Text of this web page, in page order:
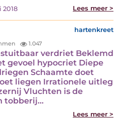
2018 Lees meer >
hartenkreet
1.047
verdriet Beklemd
gevoel hypocriet Diepe
Schaamte doet
liegen Irrationele uitleg
Vluchten is de
tobberij…
Lees meer >